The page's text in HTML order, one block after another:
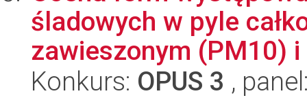
śladowych w pyle
zawieszonym (PM10)
Konkurs: OPUS 3 ,